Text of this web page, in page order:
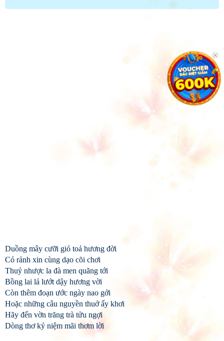
Duồng mây cưỡi gió toả hương đời
Có rảnh xin cùng dạo cõi chơi
Thuỷ nhược la đà men quãng tới
Bồng lai lả lướt dậy hương vời
Còn thêm đoạn ước ngày nao gởi
Hoặc những câu nguyền thuở ấy khơi
Hãy đến vờn trăng trà tửu ngợi
Dòng thơ kỷ niệm mãi thơm lời